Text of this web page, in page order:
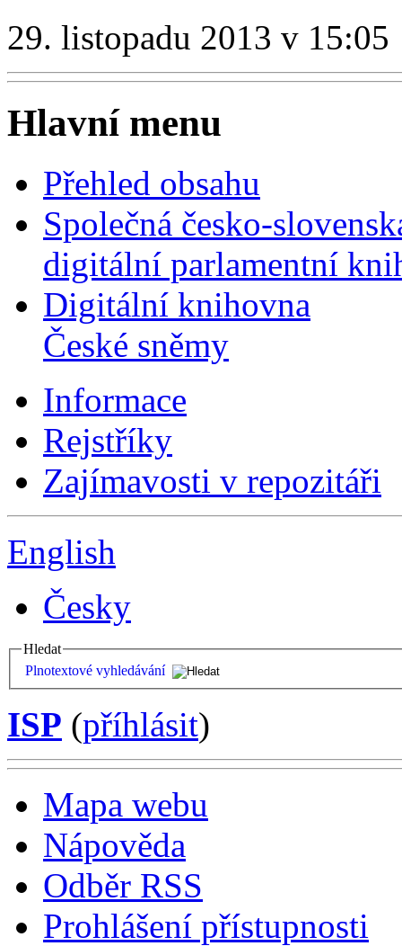
29. listopadu 2013 v 15:05
Hlavní menu
Přehled obsahu
Společná česko-
digitální parlamentní
Digitální knihovna
České sněmy
Informace
Rejstříky
Zajímavosti v repozitáři
English
Česky
Hledat
Plnotextové vyhledávání
ISP (příhlásit)
Mapa webu
Nápověda
Odběr RSS
Prohlášení přístupnosti